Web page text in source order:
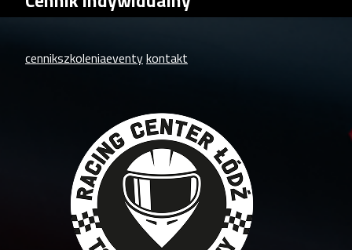
cennikszkoleniaeventykontakt